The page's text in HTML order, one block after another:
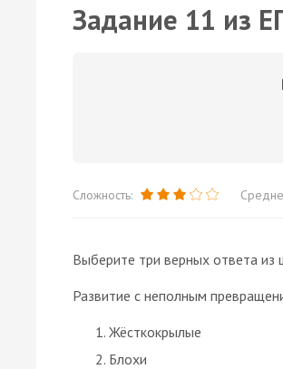
Задание 11 из
Сложность:
Выберите три верных ответа
Развитие с неполным
Жёсткокрылые
Блохи